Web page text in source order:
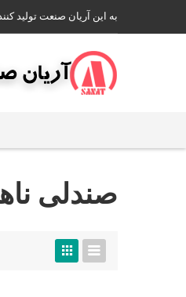
به این آریان صنعت تولید
صندلی